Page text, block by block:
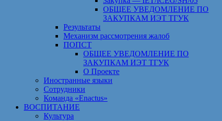
ОБЩЕЕ УВЕДОМЛЕНИЕ ПО
ЗАКУПКАМ ИЭТ ТГУК
Результаты
Механизм рассмотрения жалоб
ПОПСТ
ОБЩЕЕ УВЕДОМЛЕНИЕ ПО
ЗАКУПКАМ ИЭТ ТГУК
О Проекте
Иностранные языки
Сотрудники
Команда «Enactus»
ВОСПИТАНИЕ
Культура